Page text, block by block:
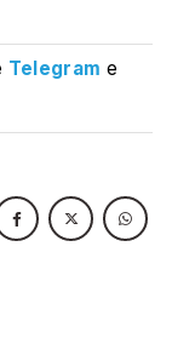
Telegram e